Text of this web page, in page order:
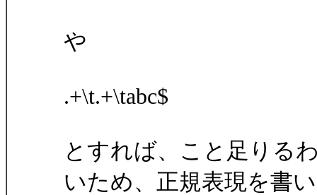
や
.+\t.+\tabc$
とすれば、こと足りる
いため、正規表現を書